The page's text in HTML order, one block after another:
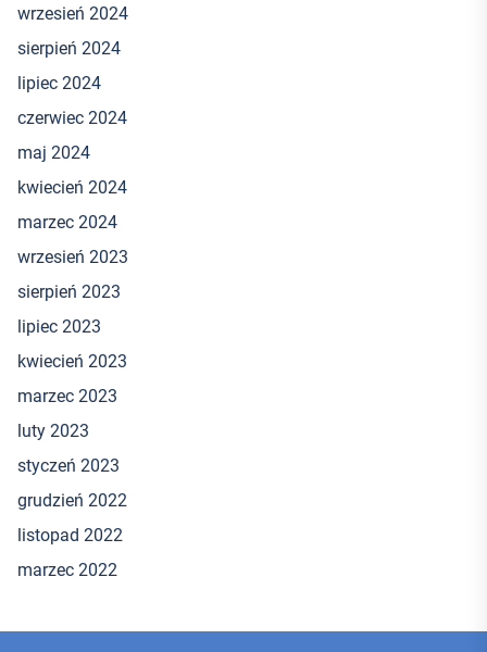
wrzesień 2024
sierpień 2024
lipiec 2024
czerwiec 2024
maj 2024
kwiecień 2024
marzec 2024
wrzesień 2023
sierpień 2023
lipiec 2023
kwiecień 2023
marzec 2023
luty 2023
styczeń 2023
grudzień 2022
listopad 2022
marzec 2022